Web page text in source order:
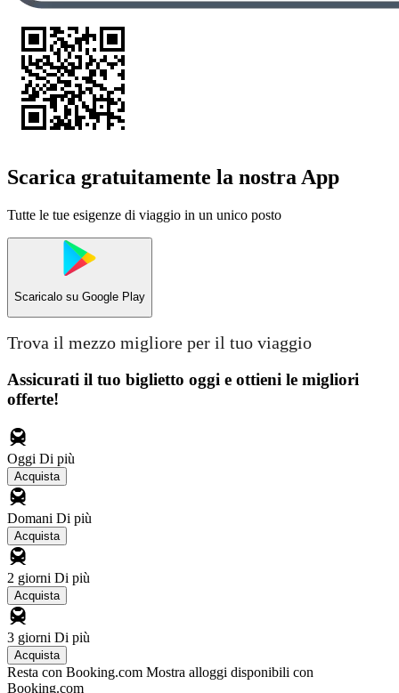
Scarica gratuitamente la nostra App
Tutte le tue esigenze di viaggio in un unico posto
Scaricalo su Google Play
Trova il mezzo migliore per il tuo viaggio
Assicurati il ​​tuo biglietto oggi e ottieni le migliori
offerte!
Oggi Di più
Acquista
Domani Di più
Acquista
2 giorni Di più
Acquista
3 giorni Di più
Acquista
Resta con Booking.com Mostra alloggi disponibili con
Booking.com